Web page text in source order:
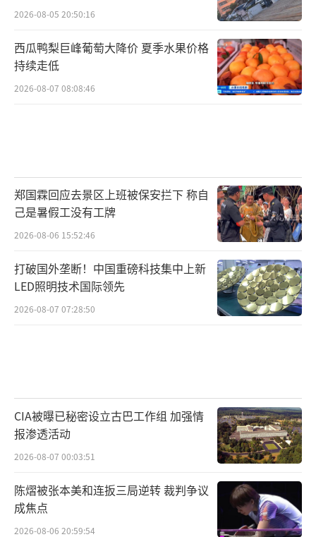
2026-08-05 20:50:16
西瓜鸭梨巨峰葡萄大降价 夏季水果价格
持续走低
2026-08-07 08:08:46
郑国霖回应去景区上班被保安拦下 称自
己是暑假工没有工牌
2026-08-06 15:52:46
打破国外垄断！中国重磅科技集中上新
LED照明技术国际领先
2026-08-07 07:28:50
CIA被曝已秘密设立古巴工作组 加强情
报渗透活动
2026-08-07 00:03:51
陈熠被张本美和连扳三局逆转 裁判争议
成焦点
2026-08-06 20:59:54